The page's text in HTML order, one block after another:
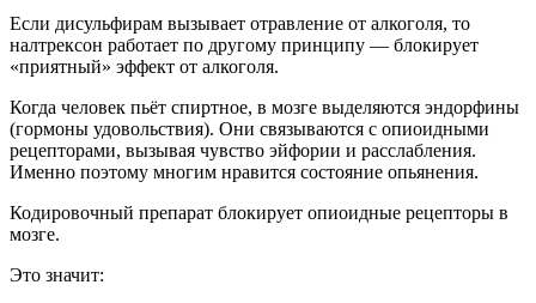
Если дисульфирам вызывает отравление от алкоголя, то
налтрексон работает по другому принципу — блокирует
«приятный» эффект от алкоголя.
Когда человек пьёт спиртное, в мозге выделяются эндорфины
(гормоны удовольствия). Они связываются с опиоидными
рецепторами, вызывая чувство эйфории и расслабления.
Именно поэтому многим нравится состояние опьянения.
Кодировочный препарат блокирует опиоидные рецепторы в
мозге.
Это значит: